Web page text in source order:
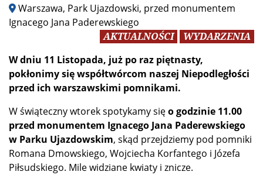
Warszawa, Park Ujazdowski, przed monumentem
Ignacego Jana Paderewskiego
AKTUALNOŚCI
WYDARZENIA
W dniu 11 Listopada, już po raz piętnasty,
pokłonimy się współtwórcom naszej Niepodległości
przed ich warszawskimi pomnikami.
W świąteczny wtorek spotykamy sięo godzinie 11.00
przed monumentem Ignacego Jana Paderewskiego
w Parku Ujazdowskim, skąd przejdziemy pod pomniki
Romana Dmowskiego, Wojciecha Korfantego i Józefa
Piłsudskiego. Mile widziane kwiaty i znicze.